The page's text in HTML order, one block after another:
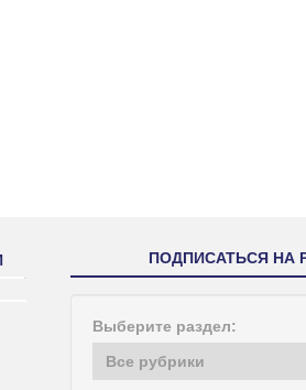
ПОДПИСАТЬСЯ НА
Выберите раздел: